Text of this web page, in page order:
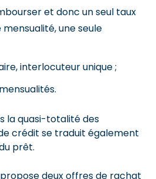
et donc un seul taux
mensualité, une seule
interlocuteur unique ;
la quasi-totalité des
crédit se traduit également
prêt.
deux offres de rachat